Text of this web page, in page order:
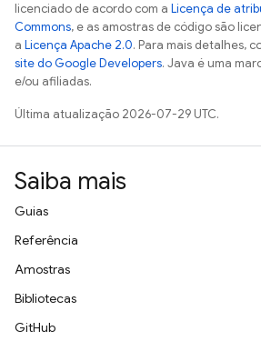
licenciado de acordo com a Licença de
Commons, e as amostras de código são
a Licença Apache 2.0. Para mais detalhes,
site do Google Developers. Java é uma
e/ou afiliadas.
Última atualização 2026-07-29 UTC.
Saiba mais
Guias
Referência
Amostras
Bibliotecas
GitHub